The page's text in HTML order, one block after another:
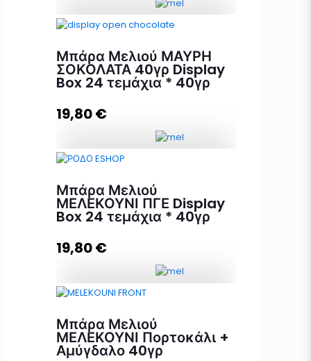
Προσθήκη στο καλάθι
40γρ ποσότητα
Μπάρα Μελιού ΜΑΥΡΗ
ΣΟΚΟΛΑΤΑ 40γρ Display
Box 24 τεμάχια * 40γρ
19,80€
40γρ Display Box 24 τεμάχια *
40γρ ποσότητα
Προσθήκη στο καλάθι
Μπάρα Μελιού
ΜΕΛΕΚΟΥΝΙ ΠΓΕ Display
Box 24 τεμάχια * 40γρ
19,80€
Display Box 24 τεμάχια * 40γρ
ποσότητα
Μπάρα Μελιού
ΜΕΛΕΚΟΥΝΙ Πορτοκάλι +
Αμύγδαλο 40γρ